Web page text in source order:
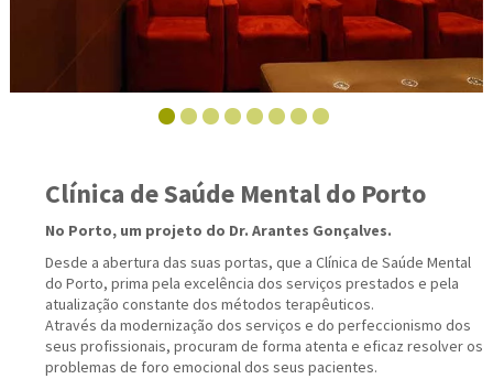
Clínica de Saúde Mental do Porto
No Porto, um projeto do Dr. Arantes Gonçalves.
Desde a abertura das suas portas, que a Clínica de Saúde Mental
do Porto, prima pela excelência dos serviços prestados e pela
atualização constante dos métodos terapêuticos.
Através da modernização dos serviços e do perfeccionismo dos
seus profissionais, procuram de forma atenta e eficaz resolver os
problemas de foro emocional dos seus pacientes.